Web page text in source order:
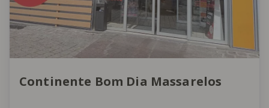
Continente Bom Dia Massarelos